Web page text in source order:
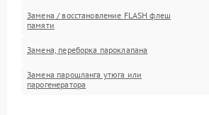
Замена / восстановление FLASH флеш
памяти
Замена, переборка пароклапана
Замена парошланга утюга или
парогенератора